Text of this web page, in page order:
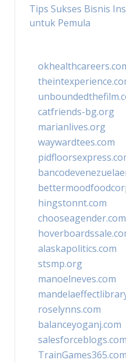
Tips Sukses Bisnis
untuk Pemula
catfriends-bg.org
marianlives.org
waywardtees.com
hingstonnt.com
chooseagender.com
alaskapolitics.com
stsmp.org
manoelneves.com
roselynns.com
balanceyoganj.com
salesforceblogs.com
TrainGames365.com